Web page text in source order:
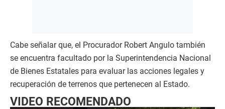
Cabe señalar que, el Procurador Robert Angulo también
se encuentra facultado por la Superintendencia Nacional
de Bienes Estatales para evaluar las acciones legales y
recuperación de terrenos que pertenecen al Estado.
VIDEO RECOMENDADO